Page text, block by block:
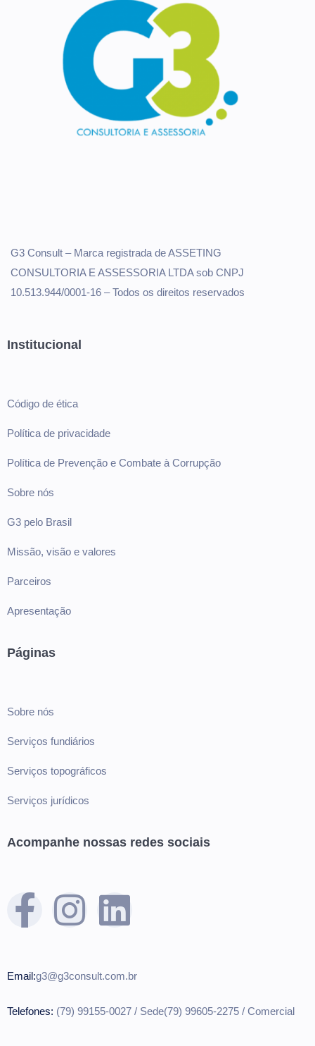
G3 Consult – Marca registrada de ASSETING
CONSULTORIA E ASSESSORIA LTDA sob CNPJ
10.513.944/0001-16 – Todos os direitos reservados
Institucional
Código de ética
Política de privacidade
Política de Prevenção e Combate à Corrupção
Sobre nós
G3 pelo Brasil
Missão, visão e valores
Parceiros
Apresentação
Páginas
Sobre nós
Serviços fundiários
Serviços topográficos
Serviços jurídicos
Acompanhe nossas redes sociais
Email:g3@g3consult.com.br
Telefones: (79) 99155-0027 / Sede(79) 99605-2275 / Comercial